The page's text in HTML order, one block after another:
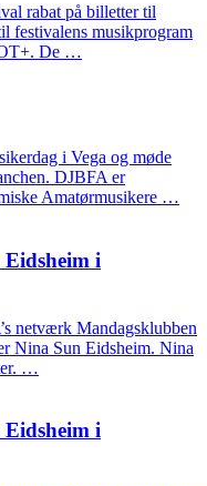
rabat på billetter til
festivalens musikprogram
De …
i Vega og møde
DJBFA er
Amatørmusikere …
i
netværk Mandagsklubben
Nina Sun Eidsheim. Nina
…
Eidsheim i